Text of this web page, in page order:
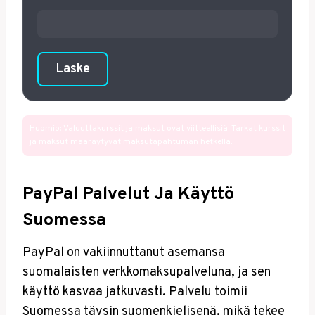
Laske
PayPal Palvelut Ja Käyttö
Suomessa
PayPal on vakiinnuttanut asemansa
suomalaisten verkkomaksupalveluna, ja sen
käyttö kasvaa jatkuvasti. Palvelu toimii
Suomessa täysin suomenkielisenä, mikä tekee